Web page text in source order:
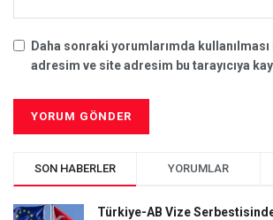
Daha sonraki yorumlarımda
adresim ve site adresim bu tarayıcıya
SON HABERLER YORUMLAR
Türkiye-AB Vize